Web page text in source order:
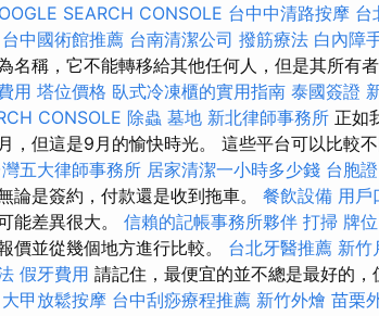
SEARCH CONSOLE 台中中清路按摩 台
台中國術館推薦 台南清潔公司 撥筋療法 白內障
名稱，它不能轉移給其他任何人，但是其所有
用 塔位價格 臥式冷凍櫃的實用指南 泰國簽證
CONSOLE 除蟲 墓地 新北律師事務所 正如
，但這是9月的愉快時光。 這些平台可以比較
五大律師事務所 居家清潔一小時多少錢 台胞
論是簽約，付款還是收到拖車。 餐飲設備 用戶
能差異很大。 信賴的記帳事務所夥伴 打掃 牌位
價並從幾個地方進行比較。 台北牙醫推薦 新竹
假牙費用 請記住，最便宜的並不總是最好的
大甲放鬆按摩 台中刮痧療程推薦 新竹外燴 苗栗